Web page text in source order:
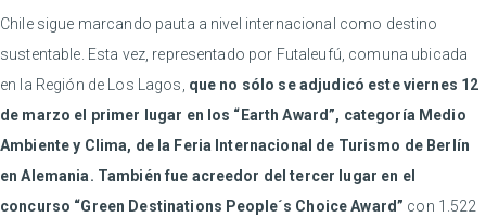
Chile sigue marcando pauta a nivel internacional como destino
sustentable. Esta vez, representado por Futaleufú, comuna ubicada
en la Región de Los Lagos, que no sólo se adjudicó este viernes 12
de marzo el primer lugar en los “Earth Award”, categoría Medio
Ambiente y Clima, de la Feria Internacional de Turismo de Berlín
en Alemania. También fue acreedor del tercer lugar en el
concurso “Green Destinations People´s Choice Award” con 1.522